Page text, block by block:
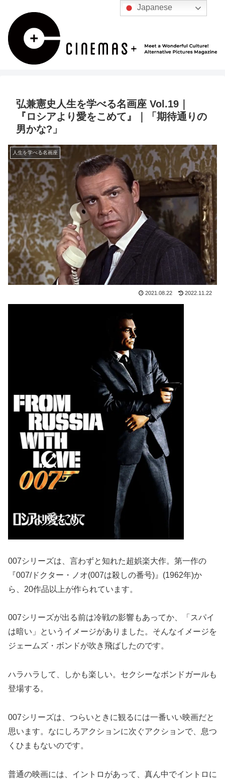
弘兼憲史人生を学べる名画座 Vol.19｜
『ロシアより愛をこめて』｜「期待通りの
男かな?」
人生を学べる名画座
2021.08.22 2022.11.22
007シリーズは、言わずと知れた超娯楽大作。第一作の
『007/ドクター・ノオ(007は殺しの番号)』(1962年)か
ら、20作品以上が作られています。
007シリーズが出る前は冷戦の影響もあってか、「スパイ
は暗い」というイメージがありました。そんなイメージを
ジェームズ・ボンドが吹き飛ばしたのです。
ハラハラして、しかも楽しい。セクシーなボンドガールも
登場する。
007シリーズは、つらいときに観るには一番いい映画だと
思います。なにしろアクションに次ぐアクションで、息つ
くひまもないのです。
普通の映画には、イントロがあって、真ん中でイントロに
Japanese